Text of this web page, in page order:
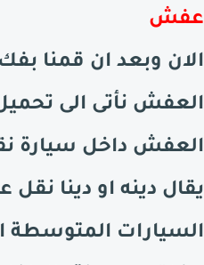
عفش
الان وبعد ان قمنا
العفش نأتى الى
العفش داخل سيارة
يقال دينه او دينا
السيارات